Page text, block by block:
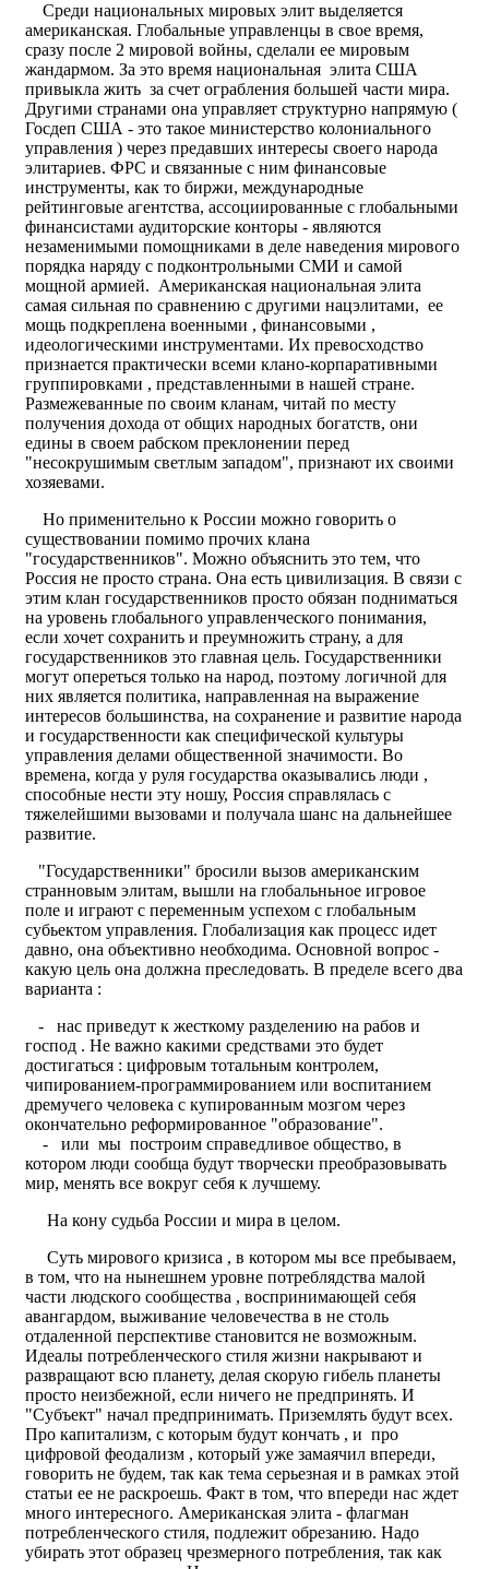
Среди национальных мировых элит выделяется
американская. Глобальные управленцы в свое время,
сразу после 2 мировой войны, сделали ее мировым
жандармом. За это время национальная элита США
привыкла жить за счет ограбления большей части мира.
Другими странами она управляет структурно напрямую (
Госдеп США - это такое министерство колониального
управления ) через предавших интересы своего народа
элитариев. ФРС и связанные с ним финансовые
инструменты, как то биржи, международные
рейтинговые агентства, ассоциированные с глобальными
финансистами аудиторские конторы - являются
незаменимыми помощниками в деле наведения мирового
порядка наряду с подконтрольными СМИ и самой
мощной армией. Американская национальная элита
самая сильная по сравнению с другими нацэлитами, ее
мощь подкреплена военными , финансовыми ,
идеологическими инструментами. Их превосходство
признается практически всеми клано-корпаративными
группировками , представленными в нашей стране.
Размежеванные по своим кланам, читай по месту
получения дохода от общих народных богатств, они
едины в своем рабском преклонении перед
"несокрушимым светлым западом", признают их своими
хозяевами.
Но применительно к России можно говорить о
существовании помимо прочих клана
"государственников". Можно объяснить это тем, что
Россия не просто страна. Она есть цивилизация. В связи с
этим клан государственников просто обязан подниматься
на уровень глобального управленческого понимания,
если хочет сохранить и преумножить страну, а для
государственников это главная цель. Государственники
могут опереться только на народ, поэтому логичной для
них является политика, направленная на выражение
интересов большинства, на сохранение и развитие народа
и государственности как специфической культуры
управления делами общественной значимости. Во
времена, когда у руля государства оказывались люди ,
способные нести эту ношу, Россия справлялась с
тяжелейшими вызовами и получала шанс на дальнейшее
развитие.
"Государственники" бросили вызов американским
странновым элитам, вышли на глобальньное игровое
поле и играют с переменным успехом с глобальным
субьектом управления. Глобализация как процесс идет
давно, она объективно необходима. Основной вопрос -
какую цель она должна преследовать. В пределе всего два
варианта :
- нас приведут к жесткому разделению на рабов и
господ . Не важно какими средствами это будет
достигаться : цифровым тотальным контролем,
чипированием-программированием или воспитанием
дремучего человека с купированным мозгом через
окончательно реформированное "образование".
- или мы построим справедливое общество, в
котором люди сообща будут творчески преобразовывать
мир, менять все вокруг себя к лучшему.
На кону судьба России и мира в целом.
Суть мирового кризиса , в котором мы все пребываем,
в том, что на нынешнем уровне потреблядства малой
части людского сообщества , воспринимающей себя
авангардом, выживание человечества в не столь
отдаленной перспективе становится не возможным.
Идеалы потребленческого стиля жизни накрывают и
развращают всю планету, делая скорую гибель планеты
просто неизбежной, если ничего не предпринять. И
"Субъект" начал предпринимать. Приземлять будут всех.
Про капитализм, с которым будут кончать , и про
цифровой феодализм , который уже замаячил впереди,
говорить не будем, так как тема серьезная и в рамках этой
статьи ее не раскроешь. Факт в том, что впереди нас ждет
много интересного. Американская элита - флагман
потребленческого стиля, подлежит обрезанию. Надо
убирать этот образец чрезмерного потребления, так как